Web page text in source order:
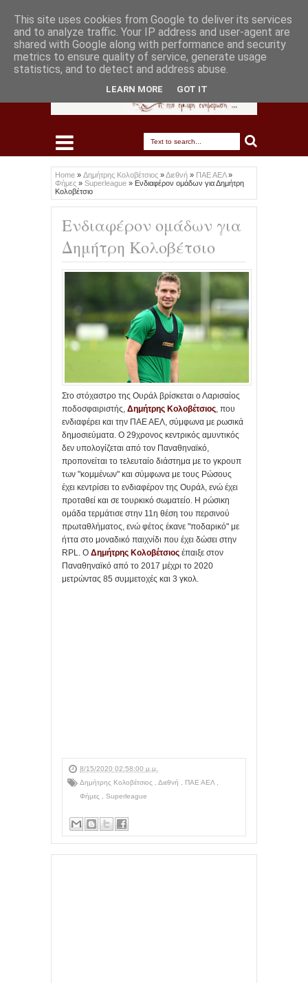
Home » Δημήτρης Κολοβέτσιος »Διεθνή » ΠΑΕ ΑΕΛ»
Φήμες » Superleague » Ενδιαφέρον ομάδων για Δημήτρη
Κολοβέτσιο
Ενδιαφέρον ομάδων για
Δημήτρη Κολοβέτσιο
Στο στόχαστρο της Ουράλ βρίσκεται ο Λαρισαίος
ποδοσφαιριστής, Δημήτρης Κολοβέτσιος, που
ενδιαφέρει και την ΠΑΕ ΑΕΛ, σύμφωνα με ρωσικά
δημοσιεύματα. Ο 29χρονος κεντρικός αμυντικός
δεν υπολογίζεται από τον Παναθηναϊκό,
προπονείται το τελευταίο διάστημα με το γκρουπ
των "κομμένων" και σύμφωνα με τους Ρώσους
έχει κεντρίσει το ενδιαφέρον της Ουράλ, ενώ έχει
προταθεί και σε τουρκικό σωματείο. Η ρώσικη
ομάδα τερμάτισε στην 11η θέση του περσινού
πρωταθλήματος, ενώ φέτος έκανε "ποδαρικό" με
ήττα στο μοναδικό παιχνίδι που έχει δώσει στην
RPL. Ο Δημήτρης Κολοβέτσιος έπαιξε στον
Παναθηναϊκό από το 2017 μέχρι το 2020
μετρώντας 85 συμμετοχές και 3 γκολ.
8/15/2020 02:58:00 μ.μ.
Δημήτρης Κολοβέτσιος
Διεθνή ΠΑΕ ΑΕΛ
Φήμες
Superleague
This site uses cookies from Google to deliver its services
and to analyze traffic. Your IP address and user-agent are
shared with Google along with performance and security
metrics to ensure quality of service, generate usage
statistics, and to detect and address abuse.
LEARN MORE GOT IT